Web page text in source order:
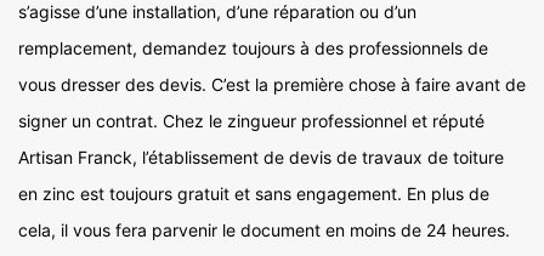
s’agisse d’une installation, d’une réparation ou d’un
remplacement, demandez toujours à des professionnels de
vous dresser des devis. C’est la première chose à faire avant de
signer un contrat. Chez le zingueur professionnel et réputé
Artisan Franck, l’établissement de devis de travaux de toiture
en zinc est toujours gratuit et sans engagement. En plus de
cela, il vous fera parvenir le document en moins de 24 heures.